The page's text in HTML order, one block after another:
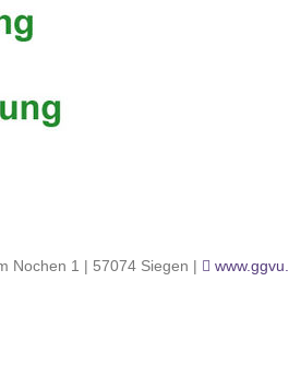
Nochen 1 | 57074 Siegen |